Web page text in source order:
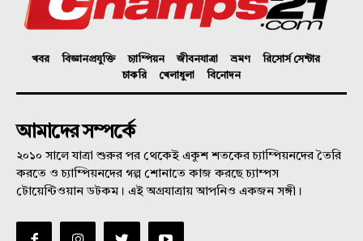
খবর বিজ্ঞানপ্রযুক্তি চ্যাম্পিয়ন জীবনযাত্রা ভ্রমণ
রিসোর্স সেন্টার
চাকরি
খেলাধুলা বিনোদন
আমাদের সম্পর্কে
২০১০ সালে যাত্রা শুরুর পর থেকেই একুশ শতকের চ্যাম্পিয়নদের তৈরি
করতে ও চ্যাম্পিয়নদের গল্প শোনাতে কাজ করছে চ্যাম্পস
টোয়েন্টিওয়ান ডটকম। এই অগ্রযাত্রায় আপনিও একজন সঙ্গী।